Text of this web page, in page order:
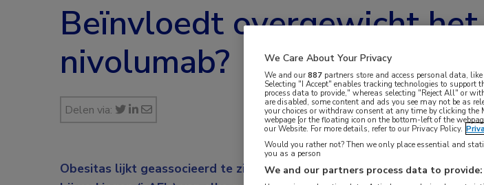
Beïnvloedt overgewicht
nivolumab?
Delen via:
Obesitas lijkt geassocieerd te zijn met een verhoogde incidentie van
We Care About Your Privacy
We and our887 partners store and access personal data,
Selecting "I Accept" enables tracking technologies to support
process data to provide," whereas selecting "Reject All" or
are disabled, some content and ads you see may not be as
your choices or withdraw consent at any time by clicking the
webpage [or the floating icon on the bottom-left of the
our Website. For more details, refer to our Privacy Policy.
Would you rather not? Then we only place essential and
you as a person
We and our partners process data to provide: